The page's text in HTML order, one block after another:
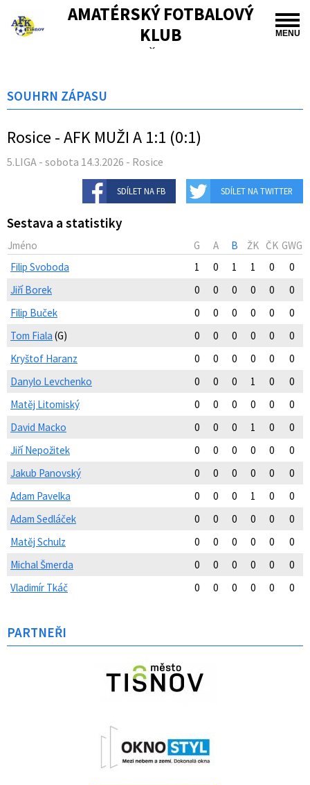
MENU
AMATÉRSKÝ FOTBALOVÝ
KLUB
TIŠNOV
SOUHRN ZÁPASU
Rosice - AFK MUŽI A 1:1 (0:1)
5.LIGA - sobota 14.3.2026 - Rosice
SDÍLET NA FB SDÍLET NA TWITTER
Sestava a statistiky
Jméno G A B ŽK ČK GWG
Filip Svoboda
1 0 1 1 0
0
Jiří Borek
0 0 0 0 0
0
Filip Buček
0 0 0 0 0
0
Tom Fiala (G) 0 0 0 0 0
0
Kryštof Haranz
0 0 0 0 0
0
Danylo Levchenko
0 0 0 1 0
0
Matěj Litomiský
0 0 0 0 0
0
David Macko
0 0 0 1 0
0
Jiří Nepožitek
0 0 0 0 0
0
Jakub Panovský
0 0 0 0 0
0
Adam Pavelka
0 0 0 1 0
0
Adam Sedláček
0 0 0 0 0
0
Matěj Schulz
0 0 0 0 0
0
Michal Šmerda
0 0 0 0 0
0
Vladimír Tkáč
0 0 0 0 0 0
PARTNEŘI